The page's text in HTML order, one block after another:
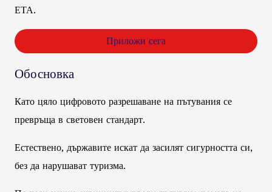
ЕТА.
Приложи сега
Обосновка
Като цяло цифровото разрешаване на пътувания се
превръща в световен стандарт.
Естествено, държавите искат да засилят сигурността си,
без да нарушават туризма.